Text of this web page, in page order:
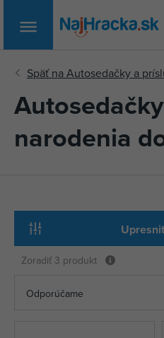
narodenia
Zoradiť 3 produkt